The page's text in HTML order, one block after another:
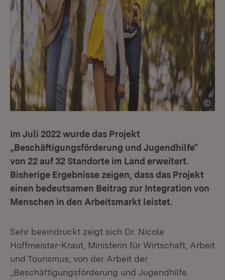
Im Juli 2022 wurde das Projekt
„Beschäftigungsförderung und Jugendhilfe"
von 22 auf 32 Standorte im Land erweitert.
Bisherige Ergebnisse zeigen, dass das Projekt
einen bedeutsamen Beitrag zur Integration von
Menschen in den Arbeitsmarkt leistet.
Sehr beeindruckt zeigt sich Dr. Nicole
Hoffmeister-Kraut, Ministerin für Wirtschaft, Arbeit
und Tourismus, von der Arbeit der
„Beschäftigungsförderung und Jugendhilfe